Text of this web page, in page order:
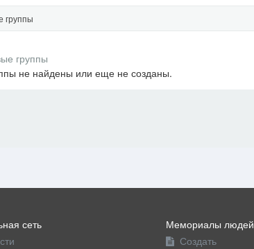
группы
не найдены или еще не созданы.
сеть
Мемориалы людей
Создать